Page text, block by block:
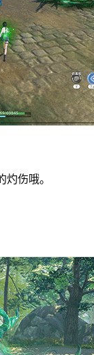
伤哦。